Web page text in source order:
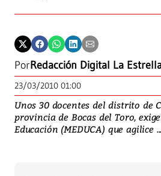
PorRedacción Digital La
23/03/2010 01:00
Unos 30 docentes del distrito de
provincia de Bocas del Toro,
Educación (MEDUCA) que agilice ...